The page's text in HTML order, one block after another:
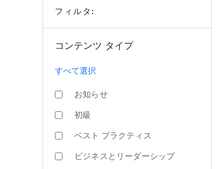
フィルタ:
コンテンツ タイプ
すべて選択
お知らせ
初級
ベスト プラクティス
ビジネスとリーダーシップ